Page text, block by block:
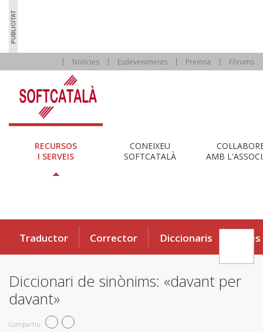
Notícies Esdeveniments Premsa Fòrums
RECURSOS
I SERVEIS
CONEIXEU
SOFTCATALÀ
AMB
Traductor Corrector Diccionaris Eines
Diccionari de sinònims: «davant per
davant»
Compartiu